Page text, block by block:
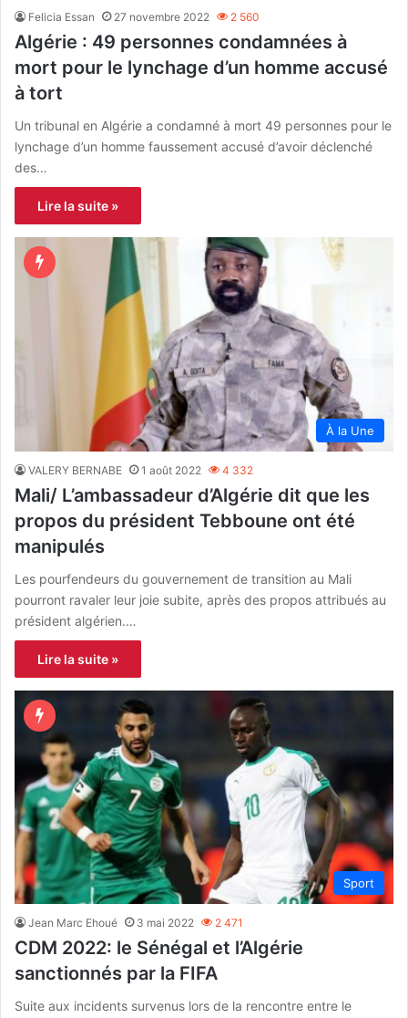
Felicia Essan 27 novembre 2022 2 560
Algérie : 49 personnes condamnées à
mort pour le lynchage d’un homme accusé
à tort
Un tribunal en Algérie a condamné à mort 49 personnes pour le
lynchage d’un homme faussement accusé d’avoir déclenché
des…
Lire la suite »
À la Une
VALERY BERNABE 1 août 2022 4 332
Mali/ L’ambassadeur d’Algérie dit que les
propos du président Tebboune ont été
manipulés
Les pourfendeurs du gouvernement de transition au Mali
pourront ravaler leur joie subite, après des propos attribués au
président algérien.…
Lire la suite »
Sport
Jean Marc Ehoué 3 mai 2022 2 471
CDM 2022: le Sénégal et l’Algérie
sanctionnés par la FIFA
Suite aux incidents survenus lors de la rencontre entre le